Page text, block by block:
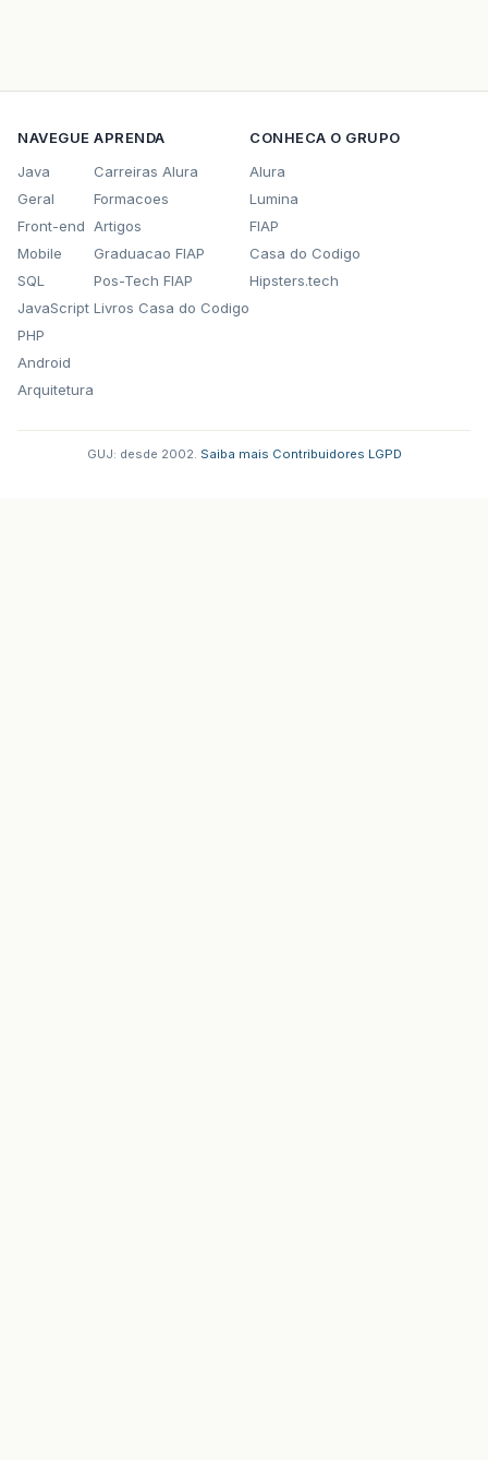
NAVEGUE
Java
Geral
Front-end
Mobile
SQL
JavaScript
PHP
Android
Arquitetura
APRENDA
Carreiras Alura
Formacoes
Artigos
Graduacao FIAP
Pos-Tech FIAP
Livros Casa do Codigo
CONHECA O GRUPO
Alura
Lumina
FIAP
Casa do Codigo
Hipsters.tech
GUJ: desde 2002. Saiba mais Contribuidores LGPD